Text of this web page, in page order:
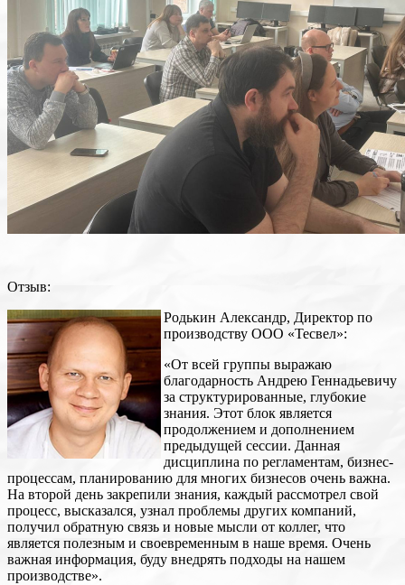
Отзыв:
Родькин Александр, Директор по
производству ООО «Тесвел»:
«От всей группы выражаю
благодарность Андрею Геннадьевичу
за структурированные, глубокие
знания. Этот блок является
продолжением и дополнением
предыдущей сессии. Данная
дисциплина по регламентам, бизнес-
процессам, планированию для многих бизнесов очень важна.
На второй день закрепили знания, каждый рассмотрел свой
процесс, высказался, узнал проблемы других компаний,
получил обратную связь и новые мысли от коллег, что
является полезным и своевременным в наше время. Очень
важная информация, буду внедрять подходы на нашем
производстве».